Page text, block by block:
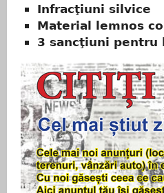
Infracţiuni silvice
Material lemnos
3 sancţiuni pentru